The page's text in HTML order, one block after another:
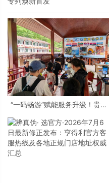
“一码畅游”赋能服务升级！贵阳
慧游玩新模式